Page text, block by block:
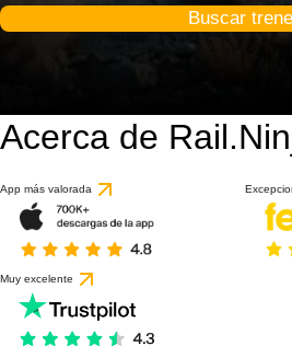
Buscar
Acerca de
App más valorada
Muy excelente